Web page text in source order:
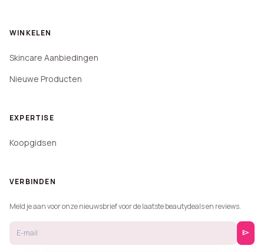
WINKELEN
Skincare Aanbiedingen
Nieuwe Producten
EXPERTISE
Koopgidsen
VERBINDEN
Meld je aan voor onze nieuwsbrief voor de laatste beautydeals en reviews.
send